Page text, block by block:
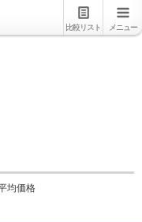
比較リスト メニュー
均価格